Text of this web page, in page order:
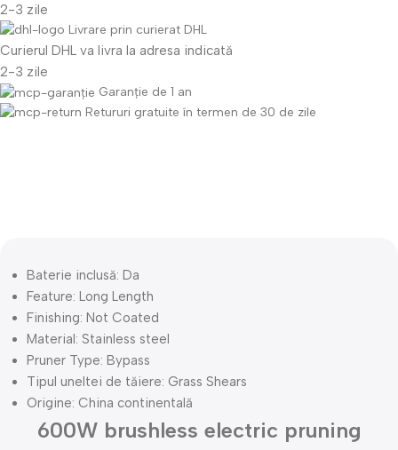
2-3 zile
Livrare prin curierat DHL
Curierul DHL va livra la adresa indicată
2-3 zile
Garanție de 1 an
Retururi gratuite în termen de 30 de zile
Baterie inclusă: Da
Feature: Long Length
Finishing: Not Coated
Material: Stainless steel
Pruner Type: Bypass
Tipul uneltei de tăiere: Grass Shears
Origine: China continentală
600W brushless electric pruning